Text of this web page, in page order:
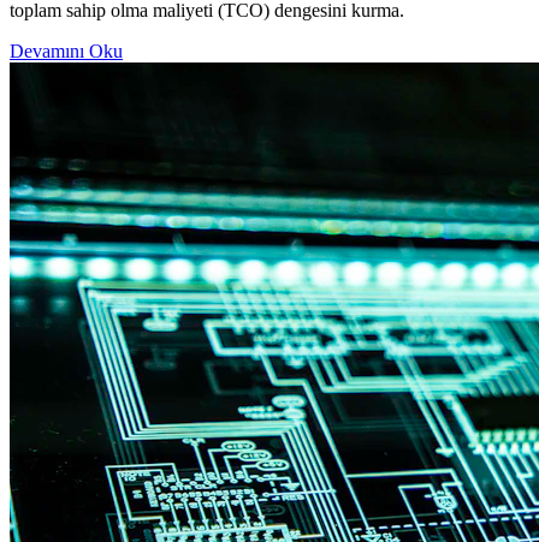
toplam sahip olma maliyeti (TCO) dengesini kurma.
Devamını Oku